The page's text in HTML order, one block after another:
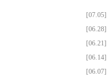
[07.05]
[06.28]
[06.21]
[06.14]
[06.07]